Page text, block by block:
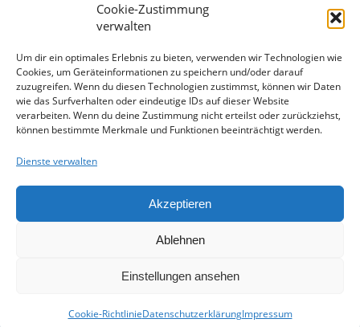
Cookie-Zustimmung
verwalten
Um dir ein optimales Erlebnis zu bieten, verwenden wir Technologien wie
Cookies, um Geräteinformationen zu speichern und/oder darauf
zuzugreifen. Wenn du diesen Technologien zustimmst, können wir Daten
wie das Surfverhalten oder eindeutige IDs auf dieser Website
verarbeiten. Wenn du deine Zustimmung nicht erteilst oder zurückziehst,
können bestimmte Merkmale und Funktionen beeinträchtigt werden.
Dienste verwalten
Akzeptieren
Ablehnen
Einstellungen ansehen
Cookie-RichtlinieDatenschutzerklärungImpressum
© 2026 Osterbrunnen in Langenwetzendorf